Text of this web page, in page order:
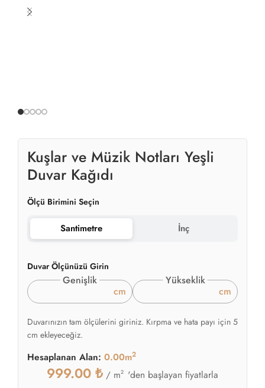
Kuşlar ve Müzik Notları Yeşli
Duvar Kağıdı
Ölçü Birimini Seçin
Santimetre İnç
Duvar Ölçünüzü Girin
Genişlik
cm
Yükseklik
cm
Duvarınızın tam ölçülerini giriniz. Kırpma ve hata payı için 5
cm ekleyeceğiz.
Hesaplanan Alan: 0.00m2
999.00 ₺ / m2 'den başlayan fiyatlarla